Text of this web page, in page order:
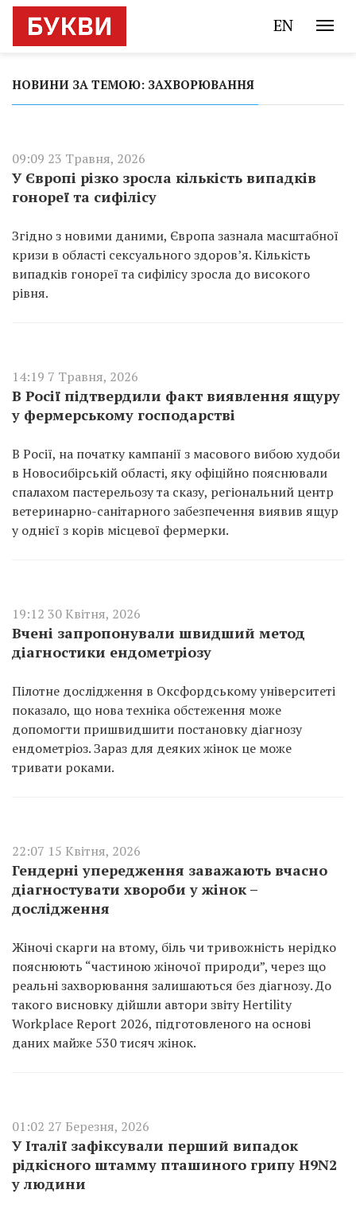
EN
НОВИНИ ЗА ТЕМОЮ: ЗАХВОРЮВАННЯ
09:09 23 Травня, 2026
У Європі різко зросла кількість випадків
гонореї та сифілісу
Згідно з новими даними, Європа зазнала масштабної
кризи в області сексуального здоров’я. Кількість
випадків гонореї та сифілісу зросла до високого
рівня.
14:19 7 Травня, 2026
В Росії підтвердили факт виявлення ящуру
у фермерському господарстві
В Росії, на початку кампанії з масового вибою худоби
в Новосибірській області, яку офіційно пояснювали
спалахом пастерельозу та сказу, регіональний центр
ветеринарно-санітарного забезпечення виявив ящур
у однієї з корів місцевої фермерки.
19:12 30 Квітня, 2026
Вчені запропонували швидший метод
діагностики ендометріозу
Пілотне дослідження в Оксфордському університеті
показало, що нова техніка обстеження може
допомогти пришвидшити постановку діагнозу
ендометріоз. Зараз для деяких жінок це може
тривати роками.
22:07 15 Квітня, 2026
Гендерні упередження заважають вчасно
діагностувати хвороби у жінок –
дослідження
Жіночі скарги на втому, біль чи тривожність нерідко
пояснюють “частиною жіночої природи”, через що
реальні захворювання залишаються без діагнозу. До
такого висновку дійшли автори звіту Hertility
Workplace Report 2026, підготовленого на основі
даних майже 530 тисяч жінок.
01:02 27 Березня, 2026
У Італії зафіксували перший випадок
рідкісного штамму пташиного грипу H9N2
у людини